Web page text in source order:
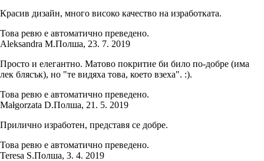
Красив дизайн, много високо качество на изработката.
Това ревю е автоматично преведено.
Aleksandra M.Полша, 23. 7. 2019
Просто и елегантно. Матово покритие би било по-добре (има
лек блясък), но "те видяха това, което взеха". :).
Това ревю е автоматично преведено.
Małgorzata D.Полша, 21. 5. 2019
Прилично изработен, представя се добре.
Това ревю е автоматично преведено.
Teresa S.Полша, 3. 4. 2019